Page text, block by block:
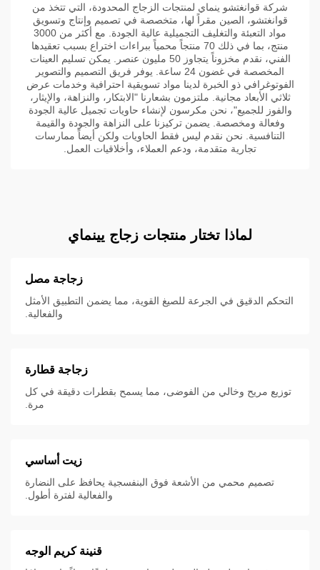
شركة قوانغتشو ينماي لمنتجات الزجاج المحدودة، التي تتخذ من
قوانغتشو، الصين مقراً لها، متخصصة في تصميم وإنتاج وتسويق
مواد التعبئة والتغليف التجميلية عالية الجودة. مع أكثر من 3000
منتج، بما في ذلك 70 منتجاً محمياً ببراءات اختراع بسبب تعقيدها
الفني، نقدم مخزوناً يتجاوز 50 مليون عنصر. يمكن تسليم العينات
المخصصة في غضون 24 ساعة. يوفر فريق التصميم والتصوير
الفوتوغرافي ذو الخبرة لدينا مواد تسويقية احترافية وخدمات عرض
ثلاثي الأبعاد مجانية. ملتزمون بشعارنا "الابتكار، والنزاهة، والإيثار،
والفوز للجميع"، نحن مكرسون لإنشاء حاويات تجميل عالية الجودة
وفعالة ومخصصة. يضمن تركيزنا على النزاهة والجودة والقيمة
التنافسية. نحن نقدم ليس فقط الحاويات ولكن أيضاً ممارسات
تجارية متقدمة، ودعم العملاء، وأخلاقيات العمل.
لماذا تختار منتجات زجاج يينماي
زجاجة مصل
التحكم الدقيق في الجرعة للصيغ القوية، مما يضمن التطبيق الأمثل
والفعالية.
زجاجة قطارة
توزيع مريح وخالي من الفوضى، مما يسمح بقطرات دقيقة في كل
مرة.
زيت أساسي
تصميم محمي من الأشعة فوق البنفسجية يحافظ على النضارة
والفعالية لفترة أطول.
قنينة كريم الوجه